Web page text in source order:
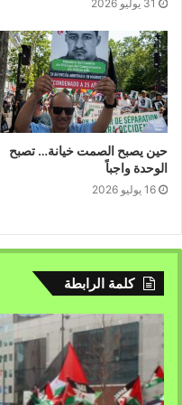
31 يوليو 2026
حين يصبح الصمت خيانة… تصبح
الوحدة واجباً
16 يوليو 2026
كلمة الرابطة